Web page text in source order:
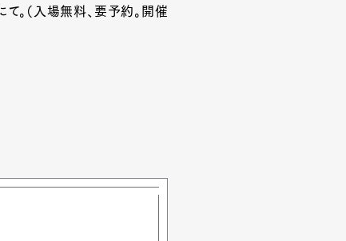
。（入場無料、要予約。開催